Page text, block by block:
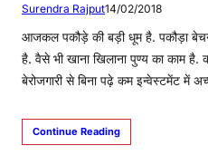
Surendra Rajput14/02/2018
आजकल पकौड़े की बड़ी धूम है. पकौड़ा
है. वैसे भी खाना खिलाना पुण्य का काम
बेरोजगारी से बिना पढ़े कम इन्वेस्टमेंट में
Continue Reading